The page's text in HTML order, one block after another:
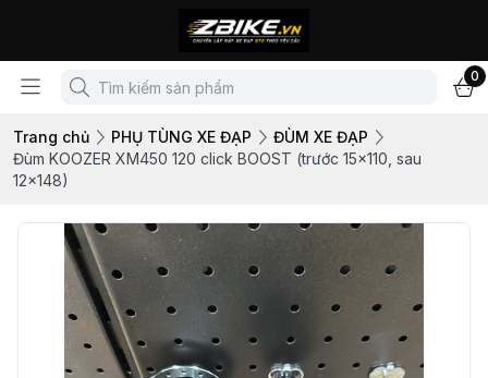
0
Trang chủ PHỤ TÙNG XE ĐẠP
ĐÙM XE ĐẠP
Đùm KOOZER XM450 120 click BOOST (trước 15x110, sau
12x148)